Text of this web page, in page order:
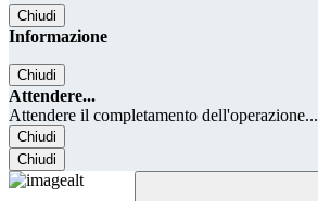
Chiudi
Informazione
Chiudi
Attendere...
Attendere il completamento dell'operazione...
Chiudi
Chiudi